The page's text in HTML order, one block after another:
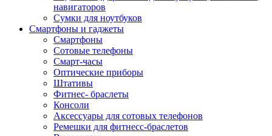
навигаторов
Сумки для ноутбуков
Смартфоны и гаджеты
Смартфоны
Сотовые телефоны
Смарт-часы
Оптические приборы
Штативы
Фитнес- браслеты
Консоли
Аксессуары для сотовых телефонов
Ремешки для фитнесс-браслетов